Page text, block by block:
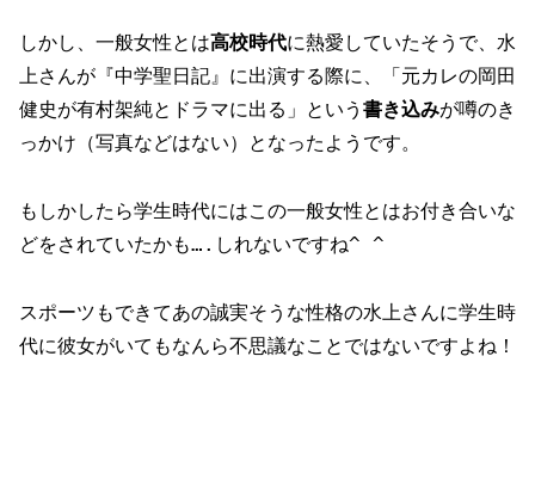
しかし、一般女性とは高校時代に熱愛していたそうで、水
上さんが『中学聖日記』に出演する際に、「元カレの岡田
健史が有村架純とドラマに出る」という 書き込みが噂のき
っかけ（写真などはない）となったようです。
もしかしたら学生時代にはこの一般女性とはお付き合いな
どをされていたかも….しれないですね^ ^
スポーツもできてあの誠実そうな性格の水上さんに学生時
代に彼女がいてもなんら不思議なことではないですよね！